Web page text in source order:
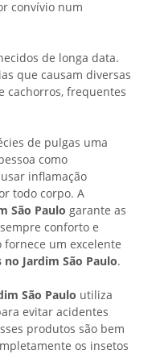
convívio num
de longa data.
que causam diversas
cachorros, frequentes
de pulgas uma
como
inflamação
todo corpo. A
São Paulo garante as
conforto e
fornece um excelente
Jardim São Paulo.
São Paulo utiliza
evitar acidentes
produtos são bem
os insetos